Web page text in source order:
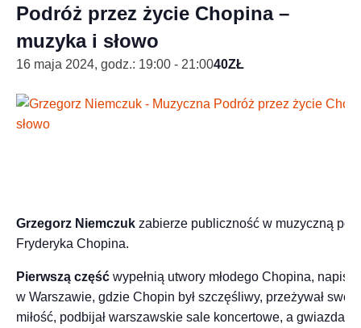
Podróż przez życie Chopina –
muzyka i słowo
16 maja 2024, godz.: 19:00 - 21:0040ZŁ
Grzegorz Niemczuk zabierze publiczność w muzyczną
Fryderyka Chopina.
Pierwszą część wypełnią utwory młodego Chopina,
w Warszawie, gdzie Chopin był szczęśliwy, przeżywał
miłość, podbijał warszawskie sale koncertowe, a gwiazda